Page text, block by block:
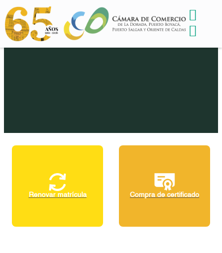
Renovar matrícula Compra de certificado